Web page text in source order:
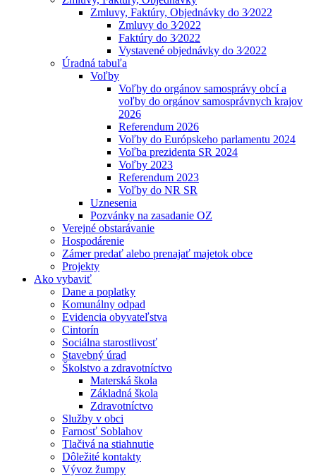
Zmluvy, Faktúry, Objednávky do 3⁄2022
Zmluvy do 3⁄2022
Faktúry do 3⁄2022
Vystavené objednávky do 3⁄2022
Úradná tabuľa
Voľby
Voľby do orgánov samosprávy obcí a
voľby do orgánov samosprávnych krajov
2026
Referendum 2026
Voľby do Európskeho parlamentu 2024
Voľba prezidenta SR 2024
Voľby 2023
Referendum 2023
Voľby do NR SR
Uznesenia
Pozvánky na zasadanie OZ
Verejné obstarávanie
Hospodárenie
Zámer predať alebo prenajať majetok obce
Projekty
Ako vybaviť
Dane a poplatky
Komunálny odpad
Evidencia obyvateľstva
Cintorín
Sociálna starostlivosť
Stavebný úrad
Školstvo a zdravotníctvo
Materská škola
Základná škola
Zdravotníctvo
Služby v obci
Farnosť Soblahov
Tlačivá na stiahnutie
Dôležité kontakty
Vývoz žumpy